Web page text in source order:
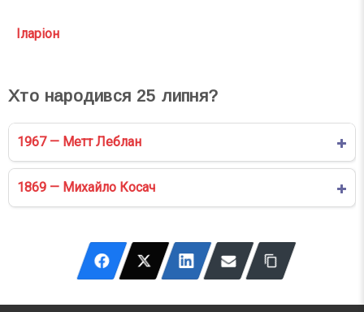
Іларіон
Хто народився 25 липня?
1967 — Метт Леблан
1869 — Михайло Косач